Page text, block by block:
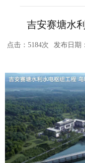
吉安赛塘水
点击：5184次 发布日期